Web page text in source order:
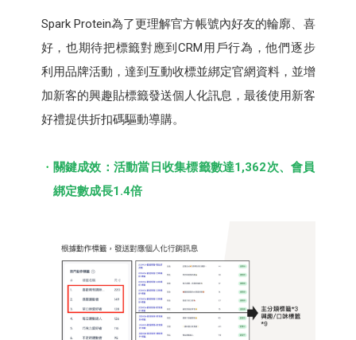
Spark Protein為了更理解官方帳號內好友的輪廓、喜
好，也期待把標籤對應到CRM用戶行為，他們逐步
利用品牌活動，達到互動收標並綁定官網資料，並增
加新客的興趣貼標籤發送個人化訊息，最後使用新客
好禮提供折扣碼驅動導購。
關鍵成效：活動當日收集標籤數達1,362次、會員
綁定數成長1.4倍